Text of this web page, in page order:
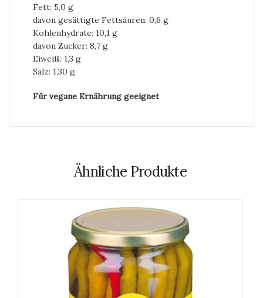
Fett: 5,0 g
davon gesättigte Fettsäuren: 0,6 g
Kohlenhydrate: 10,1 g
davon Zucker: 8,7 g
Eiweiß: 1,3 g
Salz: 1,30 g
Für vegane Ernährung geeignet
Ähnliche Produkte